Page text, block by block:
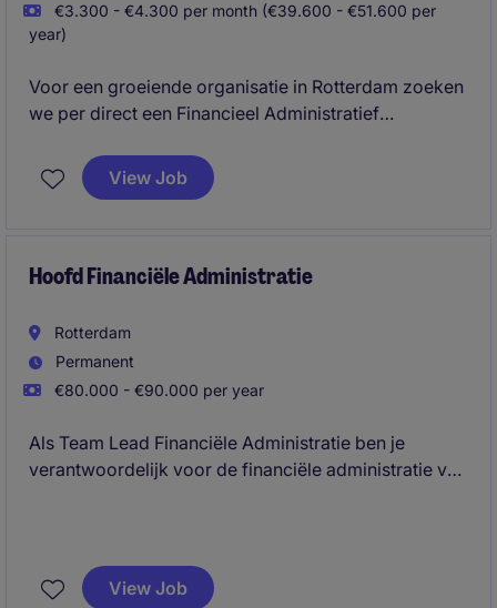
€3.300 - €4.300 per month (€39.600 - €51.600 per
year)
Voor een groeiende organisatie in Rotterdam zoeken
we per direct een Financieel Administratief
ondersteuning van de financiële administratie. Je
houdt je bezig met boekhouding, afletteren,
View Job
Hoofd Financiële Administratie
Rotterdam
Permanent
€80.000 - €90.000 per year
Als Team Lead Financiële Administratie ben je
verantwoordelijk voor de financiële administratie van
managementrapportages en verbeterinitiatieven. Als
financiële sparringpartner voor het management
View Job